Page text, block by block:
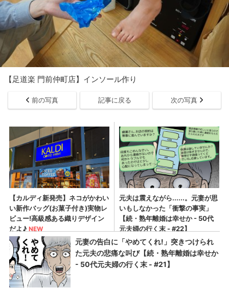
【足道楽 門前仲町店】インソール作り
前の写真 記事に戻る 次の写真